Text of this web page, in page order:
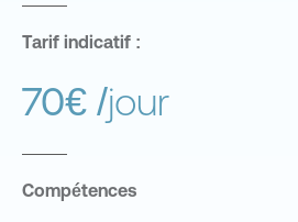
Tarif indicatif :
70€ /jour
Compétences